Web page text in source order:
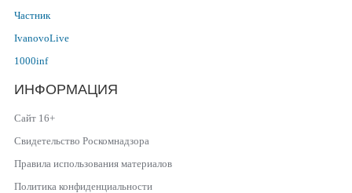
Частник
IvanovoLive
1000inf
ИНФОРМАЦИЯ
Сайт 16+
Свидетельство Роскомнадзора
Правила использования материалов
Политика конфиденциальности